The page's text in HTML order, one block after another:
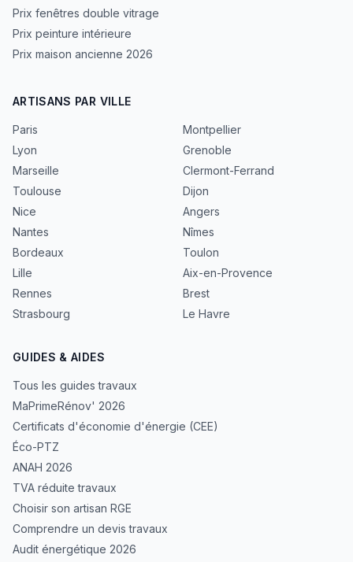
Prix fenêtres double vitrage
Prix peinture intérieure
Prix maison ancienne 2026
ARTISANS PAR VILLE
Paris
Lyon
Marseille
Toulouse
Nice
Nantes
Bordeaux
Lille
Rennes
Strasbourg
Montpellier
Grenoble
Clermont-Ferrand
Dijon
Angers
Nîmes
Toulon
Aix-en-Provence
Brest
Le Havre
GUIDES & AIDES
Tous les guides travaux
MaPrimeRénov' 2026
Certificats d'économie d'énergie (CEE)
Éco-PTZ
ANAH 2026
TVA réduite travaux
Choisir son artisan RGE
Comprendre un devis travaux
Audit énergétique 2026